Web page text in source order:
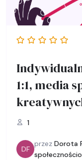
1:1, media
1
DF
przez Dorota